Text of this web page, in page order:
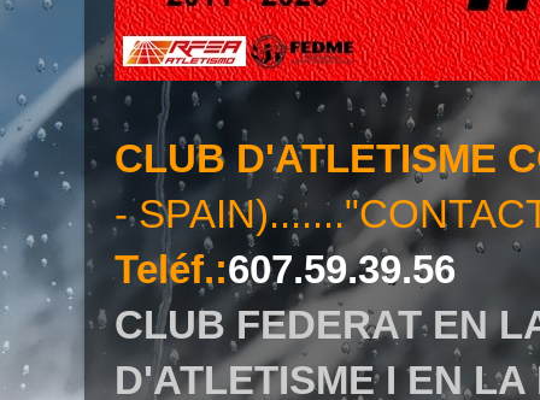
CLUB D'ATLETISME
-
Teléf.:607.59.39.56
CLUB FEDERAT EN
D'ATLETISME I EN